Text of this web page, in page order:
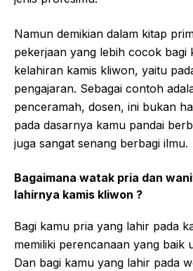
Namun demikian dalam kitap
pekerjaan yang lebih cocok bagi
kelahiran kamis kliwon, yaitu
pengajaran. Sebagai contoh
penceramah, dosen, ini bukan
pada dasarnya kamu pandai
juga sangat senang berbagi ilmu.
Bagaimana watak pria dan
lahirnya kamis kliwon ?
Bagi kamu pria yang lahir pada
memiliki perencanaan yang baik
Dan bagi kamu yang lahir pada